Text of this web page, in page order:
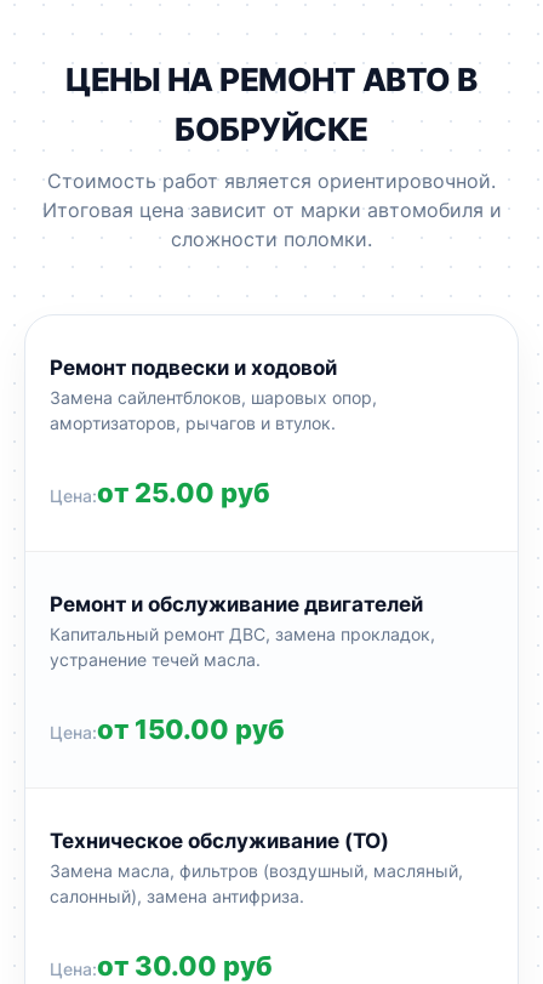
ЦЕНЫ НА РЕМОНТ АВТО В
БОБРУЙСКЕ
Стоимость работ является ориентировочной.
Итоговая цена зависит от марки автомобиля и
сложности поломки.
Ремонт подвески и ходовой
Замена сайлентблоков, шаровых опор,
амортизаторов, рычагов и втулок.
от 25.00 руб
Ремонт и обслуживание двигателей
Капитальный ремонт ДВС, замена прокладок,
устранение течей масла.
от 150.00 руб
Техническое обслуживание (ТО)
Замена масла, фильтров (воздушный, масляный,
салонный), замена антифриза.
от 30.00 руб